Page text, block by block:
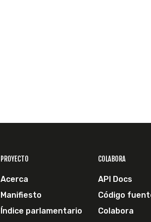
PROYECTO
Acerca
Manifiesto
Índice parlamentario
COLABORA
API Docs
Código
Colabora